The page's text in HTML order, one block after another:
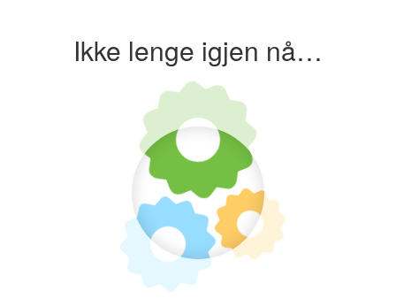
Ikke lenge igjen nå…